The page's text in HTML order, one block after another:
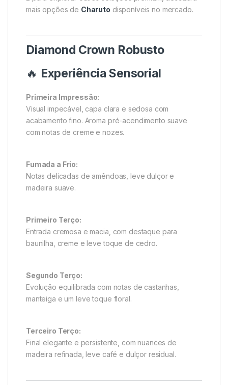
mais opções de Charuto disponíveis no mercado.
Diamond Crown Robusto
🔥 Experiência Sensorial
Primeira Impressão:
Visual impecável, capa clara e sedosa com
acabamento fino. Aroma pré-acendimento suave
com notas de creme e nozes.
Fumada a Frio:
Notas delicadas de amêndoas, leve dulçor e
madeira suave.
Primeiro Terço:
Entrada cremosa e macia, com destaque para
baunilha, creme e leve toque de cedro.
Segundo Terço:
Evolução equilibrada com notas de castanhas,
manteiga e um leve toque floral.
Terceiro Terço:
Final elegante e persistente, com nuances de
madeira refinada, leve café e dulçor residual.